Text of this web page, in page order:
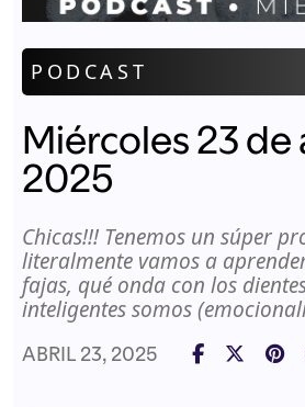
PODCAST
Miércoles 23 de
2025
Chicas!!! Tenemos un súper
literalmente vamos a
fajas, qué onda con los
inteligentes somos
ABRIL 23, 2025